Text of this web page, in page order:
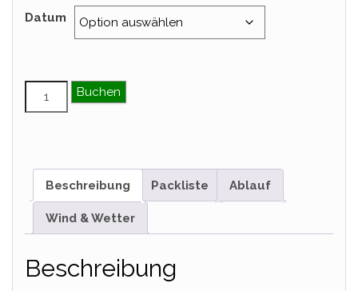
Datum
Tagesritt – August Menge
Buchen
Beschreibung Packliste Ablauf
Wind & Wetter
Beschreibung